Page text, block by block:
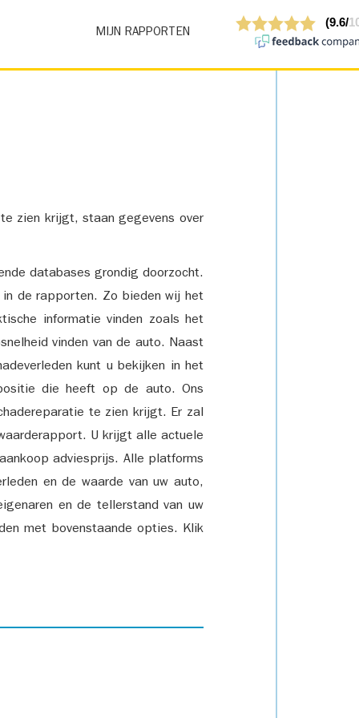
MIJN RAPPORTEN
zien krijgt, staan gegevens over
databases grondig doorzocht.
de rapporten. Zo bieden wij het
informatie vinden zoals het
vinden van de auto. Naast
kunt u bekijken in het
die heeft op de auto. Ons
te zien krijgt. Er zal
U krijgt alle actuele
adviesprijs. Alle platforms
en de waarde van uw auto,
en de tellerstand van uw
met bovenstaande opties. Klik